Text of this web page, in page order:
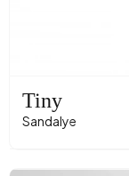
Tiny
Sandalye